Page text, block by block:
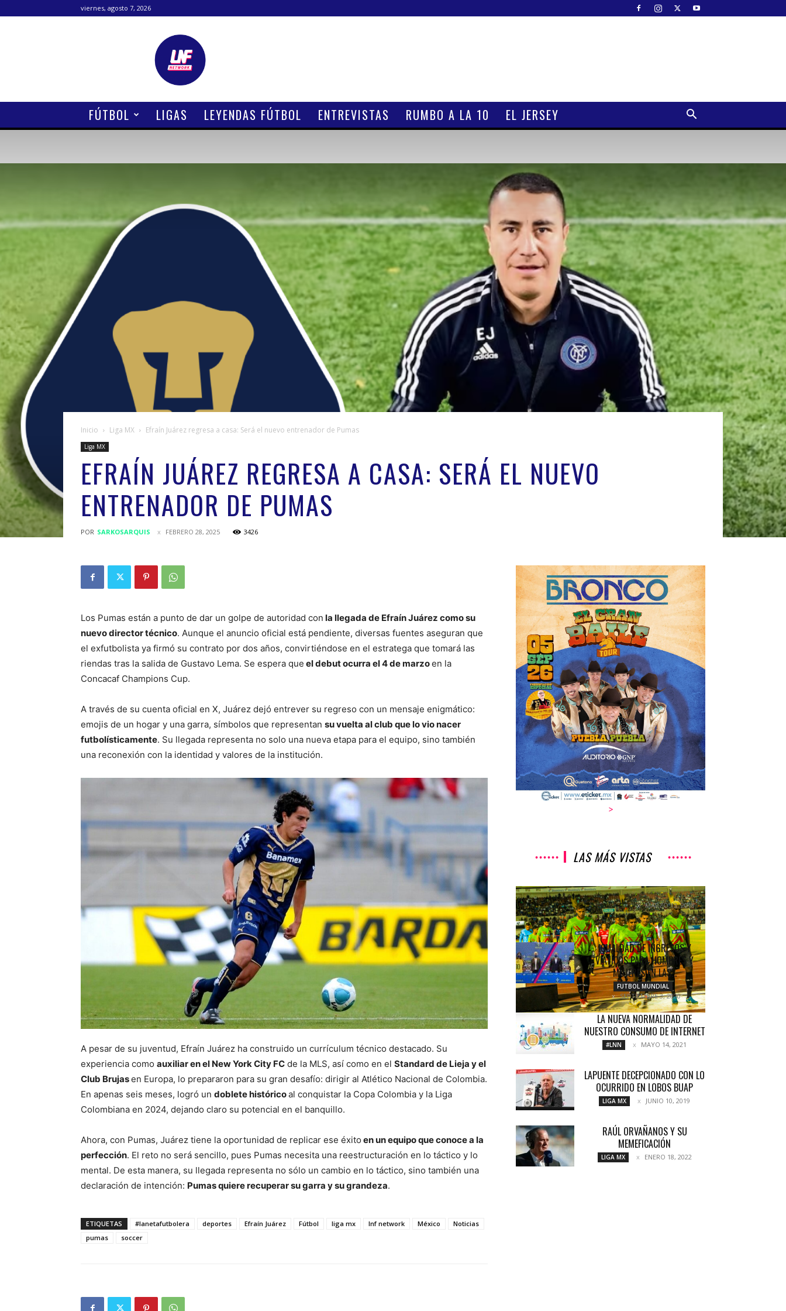
viernes, agosto 7, 2026
Lanetafutbolera
FÚTBOL LIGAS LEYENDAS FÚTBOL ENTREVISTAS RUMBO A LA 10 EL JERSEY
Inicio Liga MX Efraín Juárez regresa a casa: Será el nuevo entrenador de Pumas
Liga MX
EFRAÍN JUÁREZ REGRESA A CASA: SERÁ EL NUEVO
ENTRENADOR DE PUMAS
POR SARKOSARQUIS FEBRERO 28, 2025 3426
Los Pumas están a punto de dar un golpe de autoridad con la llegada de Efraín Juárez como su
nuevo director técnico. Aunque el anuncio oficial está pendiente, diversas fuentes aseguran que
el exfutbolista ya firmó su contrato por dos años, convirtiéndose en el estratega que tomará las
riendas tras la salida de Gustavo Lema. Se espera que el debut ocurra el 4 de marzoen la
Concacaf Champions Cup.
A través de su cuenta oficial en X, Juárez dejó entrever su regreso con un mensaje enigmático:
emojis de un hogar y una garra, símbolos que representan su vuelta al club que lo vio nacer
futbolísticamente. Su llegada representa no solo una nueva etapa para el equipo, sino también
una reconexión con la identidad y valores de la institución.
A pesar de su juventud, Efraín Juárez ha construido un currículum técnico destacado. Su
experiencia como auxiliar en el New York City FC de la MLS, así como en el Standard de Lieja y el
Club Brujasen Europa, lo prepararon para su gran desafío: dirigir al Atlético Nacional de Colombia.
En apenas seis meses, logró un doblete históricoal conquistar la Copa Colombia y la Liga
Colombiana en 2024, dejando claro su potencial en el banquillo.
Ahora, con Pumas, Juárez tiene la oportunidad de replicar ese éxito en un equipo que conoce a la
perfección. El reto no será sencillo, pues Pumas necesita una reestructuración en lo táctico y lo
mental. De esta manera, su llegada representa no sólo un cambio en lo táctico, sino también una
declaración de intención: Pumas quiere recuperar su garra y su grandeza.
ETIQUETAS #lanetafutbolera deportes Efraín Juárez Fútbol liga mx lnf network México
Noticias
pumas
soccer
>
LAS MÁS VISTAS
VIVIENDO DE EMPATES
NOTICIAS MARZO 12, 2018
IGUALDAD DE INGRESOS Y
VIÁTICOS PARA HOMBRES Y
MUJERES EN LAS...
FUTBOL MUNDIAL
SEPTIEMBRE 3, 2020
LA NUEVA NORMALIDAD DE
NUESTRO CONSUMO DE INTERNET
#LNN MAYO 14, 2021
LAPUENTE DECEPCIONADO CON LO
OCURRIDO EN LOBOS BUAP
LIGA MX JUNIO 10, 2019
RAÚL ORVAÑANOS Y SU
MEMEFICACIÓN
LIGA MX ENERO 18, 2022